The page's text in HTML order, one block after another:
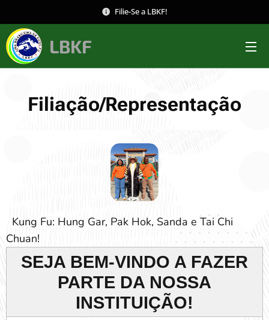
Filie-Se a LBKF!
LBKF
Filiação/Representação
Kung Fu: Hung Gar, Pak Hok, Sanda e Tai Chi
Chuan!
SEJA BEM-VINDO A FAZER
PARTE DA NOSSA
INSTITUIÇÃO!